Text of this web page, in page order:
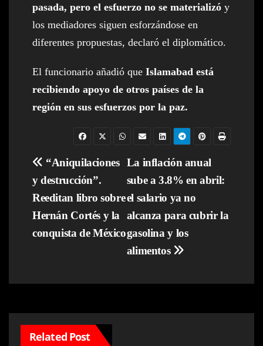
pasada, pero el esfuerzo no se materializó y
los mediadores siguen esforzándose en
diferentes propuestas, declaró el diplomático.
El funcionario añadió que Islamabad está
recibiendo apoyo de otros países de la
región en sus esfuerzos por la paz.
Navegación
de
entradas
La inflación anual
sube a 3.8% en abril:
el salario ya no
alcanza para cubrir la
gasolina y los
alimentos
“Aniquilaciones
y destrucción”.
Reeditan libro sobre
Hernán Cortés y la
conquista de México
Related Post